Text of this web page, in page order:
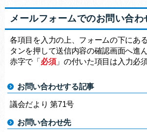
メールフォームでのお問い合わ
各項目を入力の上、フォームの下にあ
タンを押して送信内容の確認画面へ進
赤字で「 必須」の付いた項目は入力必
お問い合わせする記事
議会だより 第71号
お問い合わせ先